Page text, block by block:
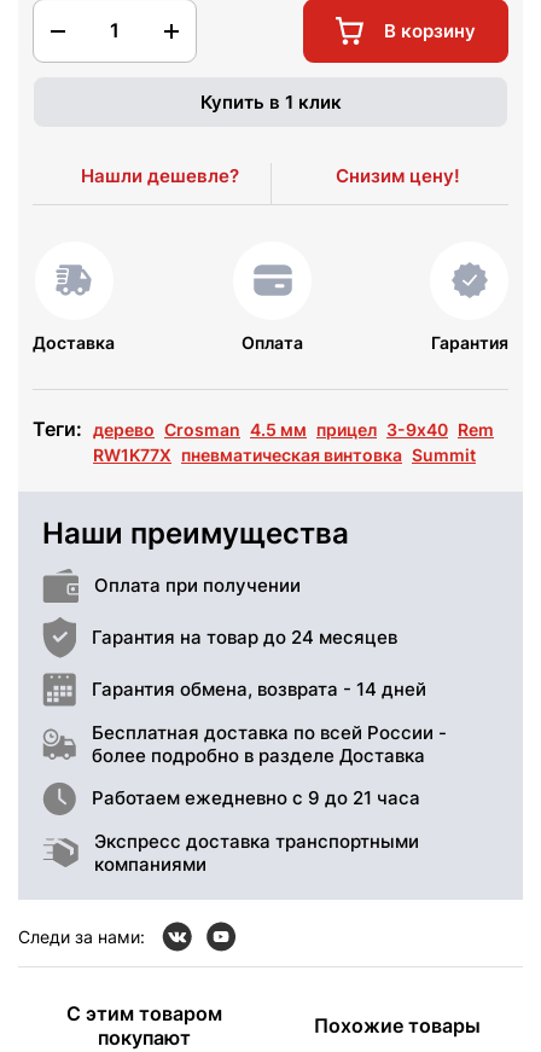
1 В корзину
Купить в 1 клик
Нашли дешевле? Снизим цену!
Доставка Оплата Гарантия
Теги: дерево Crosman 4.5 мм прицел 3-9х40 Rem
RW1K77X пневматическая винтовка Summit
Наши преимущества
Оплата при получении
Гарантия на товар до 24 месяцев
Гарантия обмена, возврата - 14 дней
Бесплатная доставка по всей России -
более подробно в разделе Доставка
Работаем ежедневно с 9 до 21 часа
Экспресс доставка транспортными
компаниями
Следи за нами:
С этим товаром
покупают
Похожие товары